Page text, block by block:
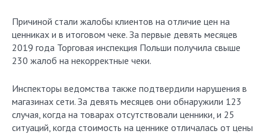
Причиной стали жалобы клиентов на отличие цен на
ценниках и в итоговом чеке. За первые девять месяцев
2019 года Торговая инспекция Польши получила свыше
230 жалоб на некорректные чеки.
Инспекторы ведомства также подтвердили нарушения в
магазинах сети. За девять месяцев они обнаружили 123
случая, когда на товарах отсутствовали ценники, и 25
ситуаций, когда стоимость на ценнике отличалась от цены